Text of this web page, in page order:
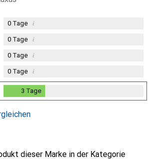
0Tage i
0Tage i
0Tage i
0Tage i
3 Tage
dieser Marke in der Kategorie